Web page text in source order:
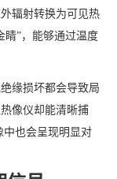
辐射转换为可见热
睛”，能够通过温度
缘损坏都会导致局
像仪却能清晰捕
也会呈现明显对